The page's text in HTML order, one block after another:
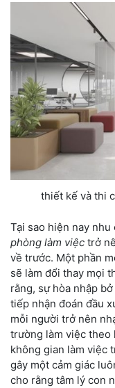
thiết kế và thi
Tại sao hiện nay nhu
phòng làm việc trở
về trước. Một phần
sẽ làm đổi thay mọi
rằng, sự hòa nhập
tiếp nhận đoán đầu
mỗi người trở nên
trường làm việc theo
không gian làm việc
gây một cảm giác
cho rằng tâm lý con